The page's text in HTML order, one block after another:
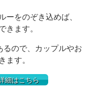
ーをのぞき込めば、
きます。
ので、カップルやお
ます。
細はこちら